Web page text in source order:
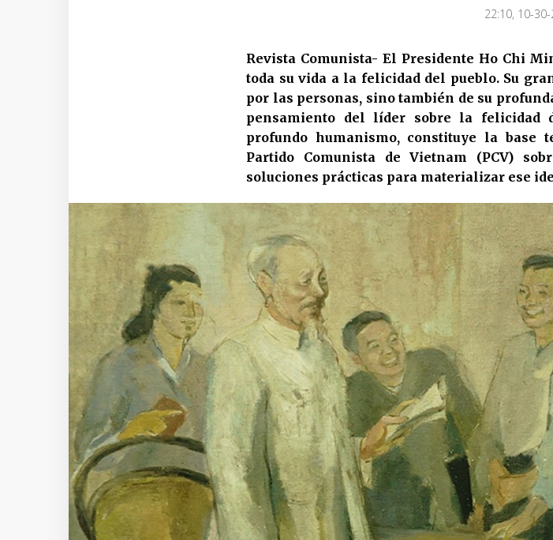
22:10, 10-
Revista Comunista- El Presidente Ho Chi
toda su vida a la felicidad del pueblo. Su
por las personas, sino también de su
pensamiento del líder sobre la felicidad
profundo humanismo, constituye la base
Partido Comunista de Vietnam (PCV)
soluciones prácticas para materializar ese